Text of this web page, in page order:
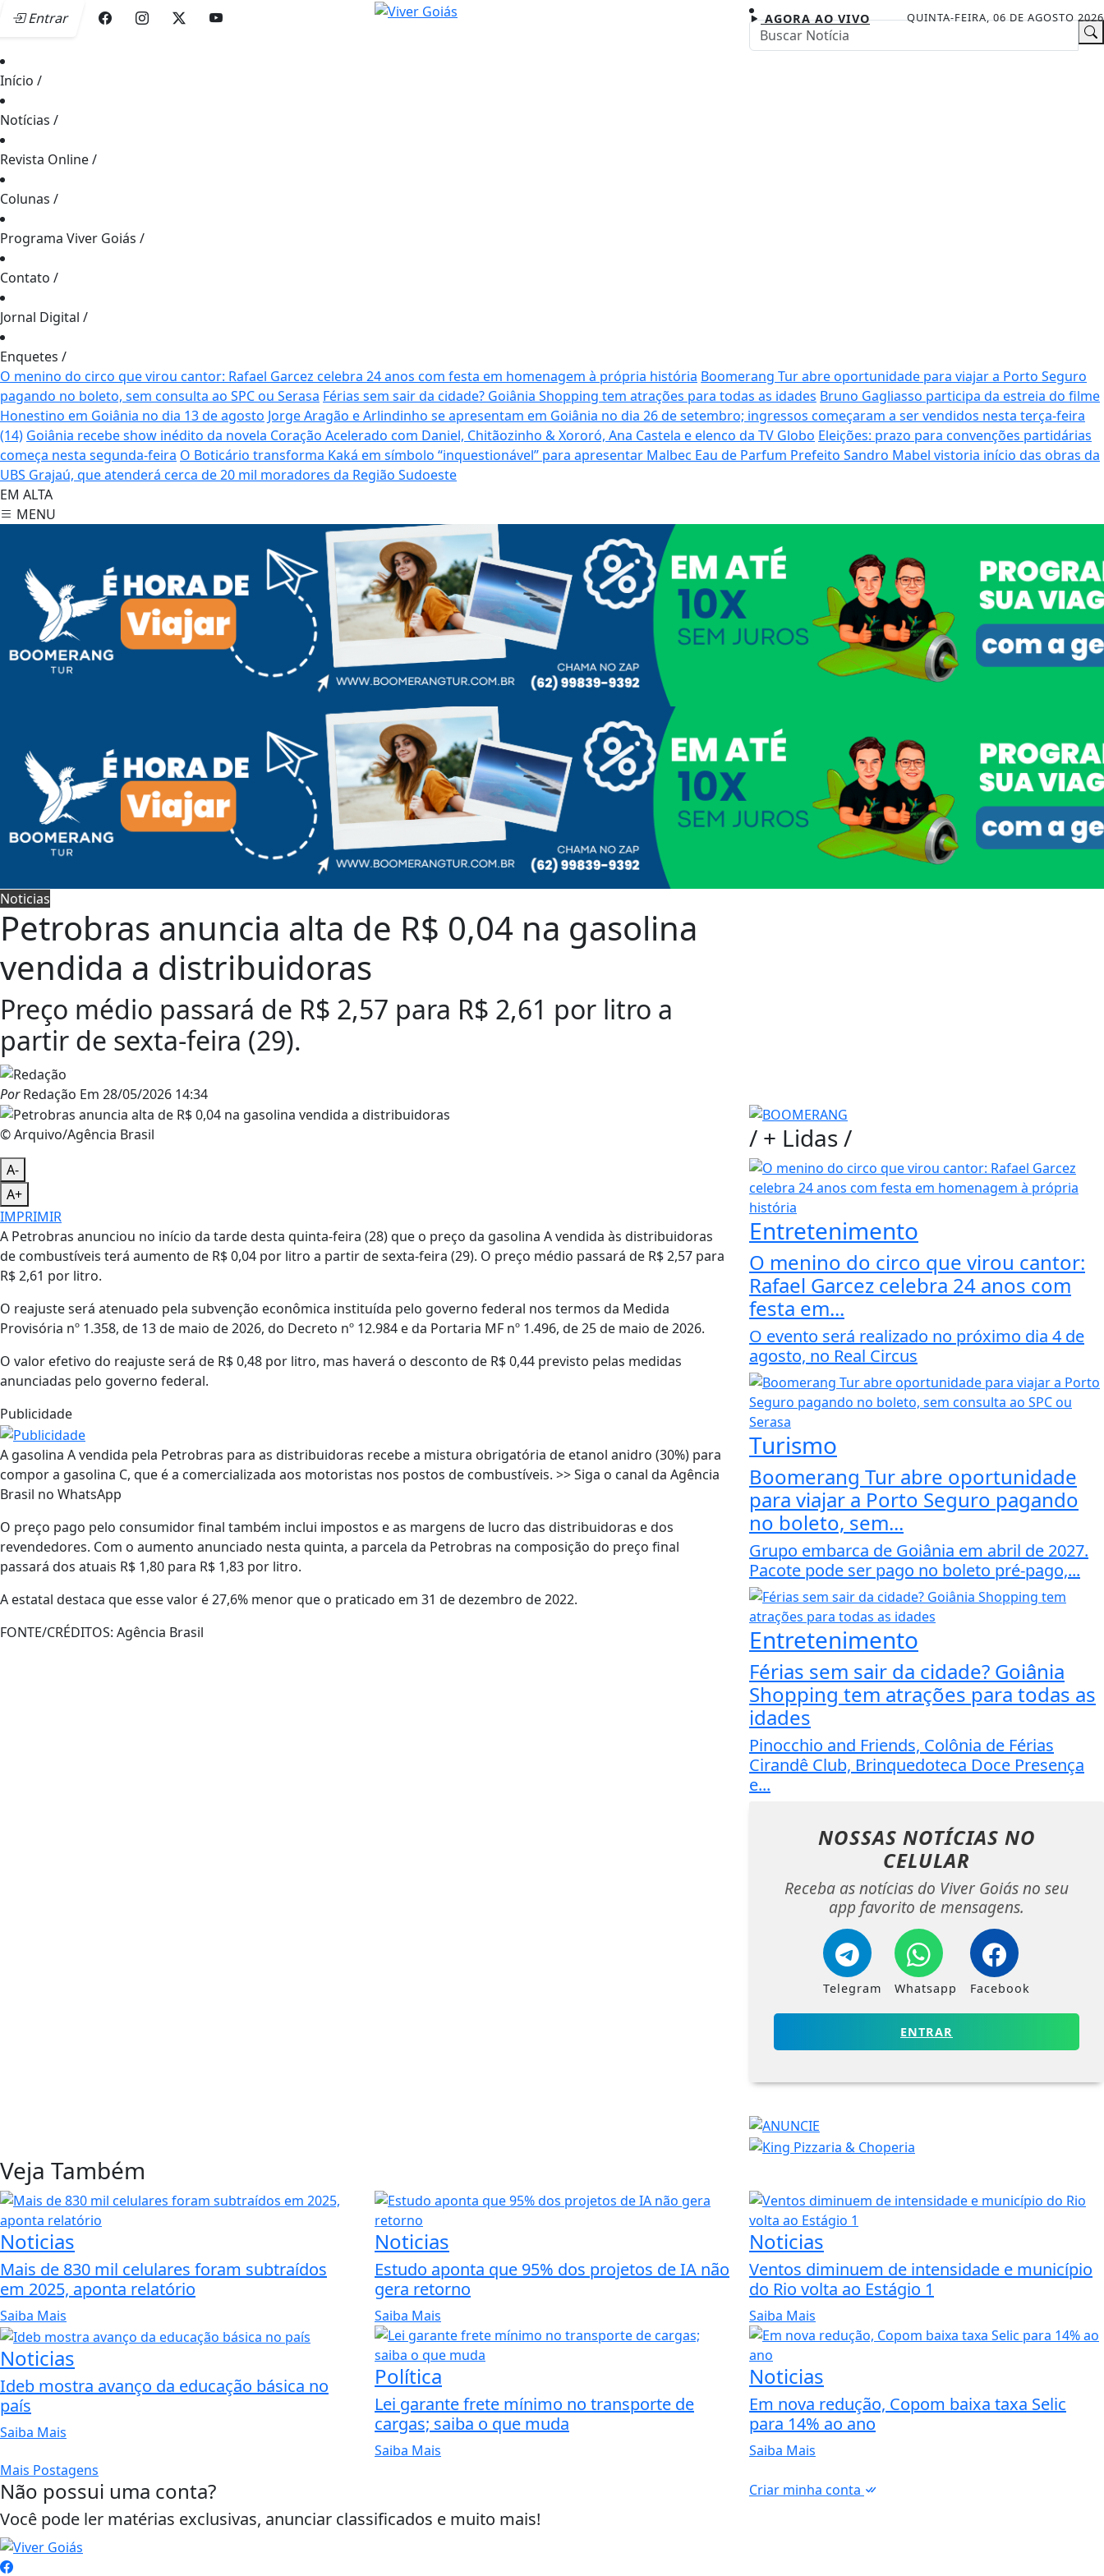
Entrar QUINTA-FEIRA, 06 DE AGOSTO 2026
AGORA AO VIVO
Início /
Notícias /
Revista Online/
Colunas /
Programa Viver Goiás /
Contato /
Jornal Digital /
Enquetes /
O menino do circo que virou cantor: Rafael Garcez celebra 24 anos com festa em homenagem à própria história Boomerang Tur abre oportunidade para viajar a Porto Seguro
pagando no boleto, sem consulta ao SPC ou Serasa Férias sem sair da cidade? Goiânia Shopping tem atrações para todas as idades Bruno Gagliasso participa da estreia do filme
Honestino em Goiânia no dia 13 de agosto Jorge Aragão e Arlindinho se apresentam em Goiânia no dia 26 de setembro; ingressos começaram a ser vendidos nesta terça-feira
(14) Goiânia recebe show inédito da novela Coração Acelerado com Daniel, Chitãozinho & Xororó, Ana Castela e elenco da TV Globo Eleições: prazo para convenções partidárias
começa nesta segunda-feira O Boticário transforma Kaká em símbolo “inquestionável” para apresentar Malbec Eau de Parfum Prefeito Sandro Mabel vistoria início das obras da
UBS Grajaú, que atenderá cerca de 20 mil moradores da Região Sudoeste
EM ALTA
MENU
Noticias
Petrobras anuncia alta de R$ 0,04 na gasolina
vendida a distribuidoras
Preço médio passará de R$ 2,57 para R$ 2,61 por litro a
partir de sexta-feira (29).
PorRedação Em 28/05/2026 14:34
© Arquivo/Agência Brasil
A-
A+
IMPRIMIR
A Petrobras anunciou no início da tarde desta quinta-feira (28) que o preço da gasolina A vendida às distribuidoras
de combustíveis terá aumento de R$ 0,04 por litro a partir de sexta-feira (29). O preço médio passará de R$ 2,57 para
R$ 2,61 por litro.
O reajuste será atenuado pela subvenção econômica instituída pelo governo federal nos termos da Medida
Provisória nº 1.358, de 13 de maio de 2026, do Decreto nº 12.984 e da Portaria MF nº 1.496, de 25 de maio de 2026.
O valor efetivo do reajuste será de R$ 0,48 por litro, mas haverá o desconto de R$ 0,44 previsto pelas medidas
anunciadas pelo governo federal.
Publicidade
A gasolina A vendida pela Petrobras para as distribuidoras recebe a mistura obrigatória de etanol anidro (30%) para
compor a gasolina C, que é a comercializada aos motoristas nos postos de combustíveis. >> Siga o canal da Agência
Brasil no WhatsApp
O preço pago pelo consumidor final também inclui impostos e as margens de lucro das distribuidoras e dos
revendedores. Com o aumento anunciado nesta quinta, a parcela da Petrobras na composição do preço final
passará dos atuais R$ 1,80 para R$ 1,83 por litro.
A estatal destaca que esse valor é 27,6% menor que o praticado em 31 de dezembro de 2022.
FONTE/CRÉDITOS: Agência Brasil
/ + Lidas/
Entretenimento
O menino do circo que virou cantor:
Rafael Garcez celebra 24 anos com
festa em...
O evento será realizado no próximo dia 4 de
agosto, no Real Circus
Turismo
Boomerang Tur abre oportunidade
para viajar a Porto Seguro pagando
no boleto, sem...
Grupo embarca de Goiânia em abril de 2027.
Pacote pode ser pago no boleto pré-pago,...
Entretenimento
Férias sem sair da cidade? Goiânia
Shopping tem atrações para todas as
idades
Pinocchio and Friends, Colônia de Férias
Cirandê Club, Brinquedoteca Doce Presença
e...
NOSSAS NOTÍCIAS NO
CELULAR
Receba as notícias do Viver Goiás no seu
app favorito de mensagens.
Telegram Whatsapp Facebook
ENTRAR
Veja Também
Noticias
Mais de 830 mil celulares foram subtraídos
em 2025, aponta relatório
Saiba Mais
Noticias
Estudo aponta que 95% dos projetos de IA não
gera retorno
Saiba Mais
Noticias
Ventos diminuem de intensidade e município
do Rio volta ao Estágio 1
Saiba Mais
Noticias
Ideb mostra avanço da educação básica no
país
Saiba Mais
Política
Lei garante frete mínimo no transporte de
cargas; saiba o que muda
Saiba Mais
Noticias
Em nova redução, Copom baixa taxa Selic
para 14% ao ano
Saiba Mais
Mais Postagens
Não possui uma conta?
Você pode ler matérias exclusivas, anunciar classificados e muito mais!
Criar minha conta